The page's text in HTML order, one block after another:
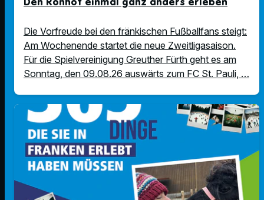
Die Vorfreude bei den fränkischen Fußballfans steigt:
Am Wochenende startet die neue Zweitligasaison.
Für die Spielvereinigung Greuther Fürth geht es am
Sonntag, den 09.08.26 auswärts zum FC St. Pauli, …